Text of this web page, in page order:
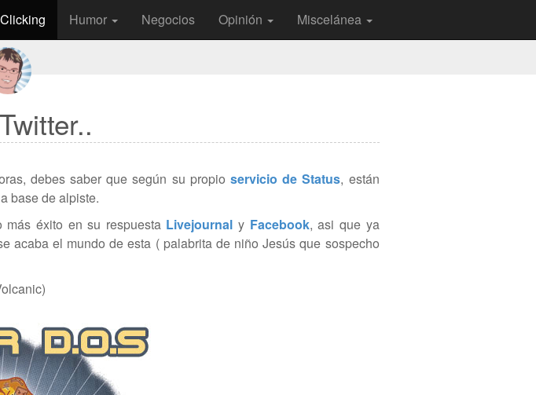
Clicking Humor Negocios Opinión Miscelánea
debes saber que según su propio servicio de Status, están
base de alpiste.
más éxito en su respuesta Livejournal y Facebook, asi que ya
acaba el mundo de esta ( palabrita de niño Jesús que sospecho